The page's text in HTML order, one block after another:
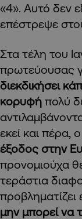
«4». Αυτό δεν
επέστρεψε
Στα τέλη του
πρωτεύουσας
διεκδικήσει
κορυφή πολύ
εκεί και πέρα,
έξοδος στην
προνομιούχα
τεράστια
προβληματίζει
μην μπορεί να